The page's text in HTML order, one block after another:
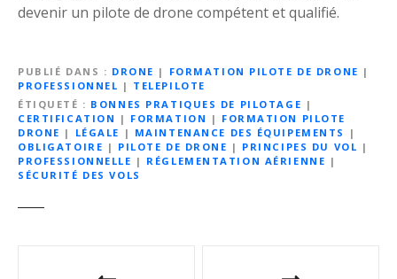
devenir un pilote de drone compétent et qualifié.
PUBLIÉ DANS DRONE | FORMATION PILOTE DE DRONE |
PROFESSIONNEL | TELEPILOTE
ÉTIQUETÉ
BONNES PRATIQUES DE PILOTAGE |
CERTIFICATION | FORMATION | FORMATION PILOTE
DRONE | LÉGALE | MAINTENANCE DES ÉQUIPEMENTS
|
OBLIGATOIRE | PILOTE DE DRONE | PRINCIPES DU VOL |
PROFESSIONNELLE | RÉGLEMENTATION AÉRIENNE |
SÉCURITÉ DES VOLS